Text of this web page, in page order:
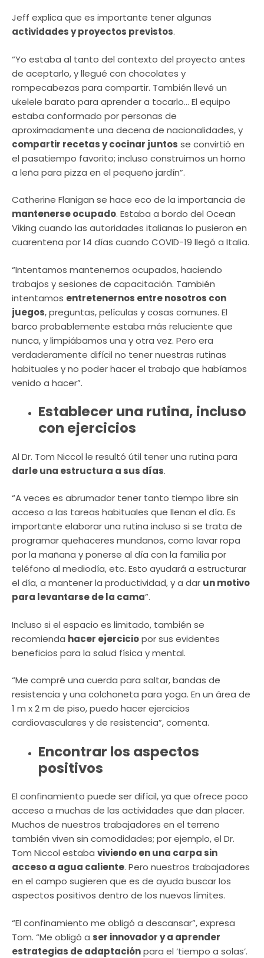
Jeff explica que es importante tener algunas
actividades y proyectos previstos.
“Yo estaba al tanto del contexto del proyecto antes
de aceptarlo, y llegué con chocolates y
rompecabezas para compartir. También llevé un
ukelele barato para aprender a tocarlo… El equipo
estaba conformado por personas de
aproximadamente una decena de nacionalidades, y
compartir recetas y cocinar juntos se convirtió en
el pasatiempo favorito; incluso construimos un horno
a leña para pizza en el pequeño jardín”.
Catherine Flanigan se hace eco de la importancia de
mantenerse ocupado. Estaba a bordo del Ocean
Viking cuando las autoridades italianas lo pusieron en
cuarentena por 14 días cuando COVID-19 llegó a Italia.
“Intentamos mantenernos ocupados, haciendo
trabajos y sesiones de capacitación. También
intentamos entretenernos entre nosotros con
juegos, preguntas, películas y cosas comunes. El
barco probablemente estaba más reluciente que
nunca, y limpiábamos una y otra vez. Pero era
verdaderamente difícil no tener nuestras rutinas
habituales y no poder hacer el trabajo que habíamos
venido a hacer”.
Establecer una rutina, incluso
con ejercicios
Al Dr. Tom Niccol le resultó útil tener una rutina para
darle una estructura a sus días.
“A veces es abrumador tener tanto tiempo libre sin
acceso a las tareas habituales que llenan el día. Es
importante elaborar una rutina incluso si se trata de
programar quehaceres mundanos, como lavar ropa
por la mañana y ponerse al día con la familia por
teléfono al mediodía, etc. Esto ayudará a estructurar
el día, a mantener la productividad, y a dar un motivo
para levantarse de la cama”.
Incluso si el espacio es limitado, también se
recomienda hacer ejerciciopor sus evidentes
beneficios para la salud física y mental.
“Me compré una cuerda para saltar, bandas de
resistencia y una colchoneta para yoga. En un área de
1 m x 2 m de piso, puedo hacer ejercicios
cardiovasculares y de resistencia”, comenta.
Encontrar los aspectos
positivos
El confinamiento puede ser difícil, ya que ofrece poco
acceso a muchas de las actividades que dan placer.
Muchos de nuestros trabajadores en el terreno
también viven sin comodidades; por ejemplo, el Dr.
Tom Niccol estaba viviendo en una carpa sin
acceso a agua caliente. Pero nuestros trabajadores
en el campo sugieren que es de ayuda buscar los
aspectos positivos dentro de los nuevos límites.
“El confinamiento me obligó a descansar”, expresa
Tom. “Me obligó a ser innovador y a aprender
estrategias de adaptaciónpara el ‘tiempo a solas’.